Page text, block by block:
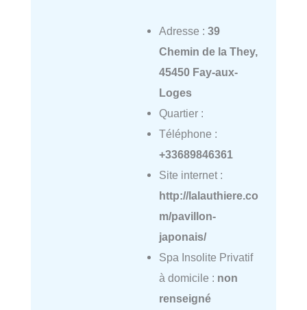
Adresse : 39
Chemin de la They,
45450 Fay-aux-
Loges
Quartier :
Téléphone :
+33689846361
Site internet :
http://lalauthiere.co
m/pavillon-
japonais/
Spa Insolite Privatif
à domicile : non
renseigné